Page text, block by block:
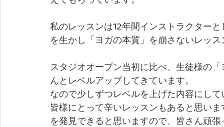
私のレッスンは12年間インストラクター
を生かし「ヨガの本質」を崩さないレッ
スタジオオープン当初に比べ、生徒様の
んとレベルアップしてきています。
なので少しずつレベルを上げた内容にし
皆様にとって辛いレッスンもあると思い
を発見できると思いますので、皆さん頑